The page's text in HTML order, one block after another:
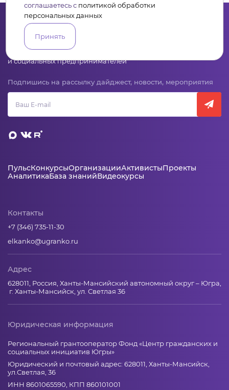
и социальных предпринимателей
Подпишись на рассылку дайджест, новости, мероприятия
ПульсКонкурсыОрганизацииАктивистыПроекты
АналитикаБаза знанийВидеокурсы
Контакты
+7 (346) 735-11-30
elkanko@ugranko.ru
Адрес
628011, Россия, Ханты-Мансийский автономный округ – Югра,
г. Ханты-Мансийск, ул. Светлая 36
Юридическая информация
Региональный грантооператор Фонд «Центр гражданских и
социальных инициатив Югры»
Юридический и почтовый адрес: 628011, Ханты-Мансийск,
ул.Светлая, 36
ИНН 8601065590, КПП 860101001
соглашаетесь с политикой обработки
персональных данных
Принять